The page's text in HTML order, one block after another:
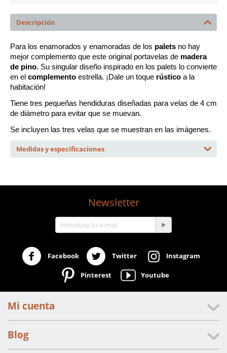
Descripción
Para los enamorados y enamoradas de los palets no hay
mejor complemento que este original portavelas de madera
de pino. Su singular diseño inspirado en los palets lo convierte
en el complemento estrella. ¡Dale un toque rústico a la
habitación!
Tiene tres pequeñas hendiduras diseñadas para velas de 4 cm
de diámetro para evitar que se muevan.
Se incluyen las tres velas que se muestran en las imágenes.
Medidas y especificaciones
Newsletter
Facebook Twitter Instagram
Pinterest Youtube
Mi cuenta
Blog